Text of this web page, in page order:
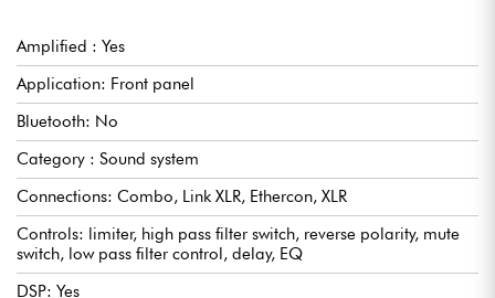
Amplified : Yes
Application: Front panel
Bluetooth: No
Category : Sound system
Connections: Combo, Link XLR, Ethercon, XLR
Controls: limiter, high pass filter switch, reverse polarity, mute
switch, low pass filter control, delay, EQ
DSP: Yes